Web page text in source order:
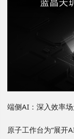
端侧AI：深入效率
原子工作台为“展开